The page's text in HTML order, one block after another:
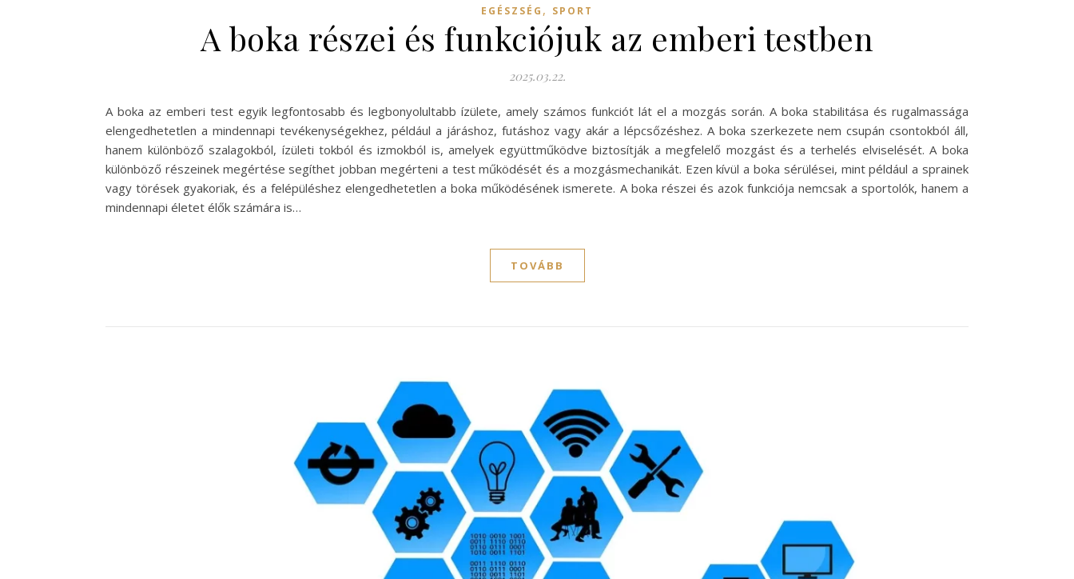
EGÉSZSÉG , SPORT
A boka részei és funkciójuk az emberi testben
2025.03.22.
A boka az emberi test egyik legfontosabb és legbonyolultabb ízülete, amely számos funkciót lát el a mozgás során. A boka stabilitása és rugalmassága
elengedhetetlen a mindennapi tevékenységekhez, például a járáshoz, futáshoz vagy akár a lépcsőzéshez. A boka szerkezete nem csupán csontokból áll,
hanem különböző szalagokból, ízületi tokból és izmokból is, amelyek együttműködve biztosítják a megfelelő mozgást és a terhelés elviselését. A boka
különböző részeinek megértése segíthet jobban megérteni a test működését és a mozgásmechanikát. Ezen kívül a boka sérülései, mint például a sprainek
vagy törések gyakoriak, és a felépüléshez elengedhetetlen a boka működésének ismerete. A boka részei és azok funkciója nemcsak a sportolók, hanem a
mindennapi életet élők számára is…
TOVÁBB